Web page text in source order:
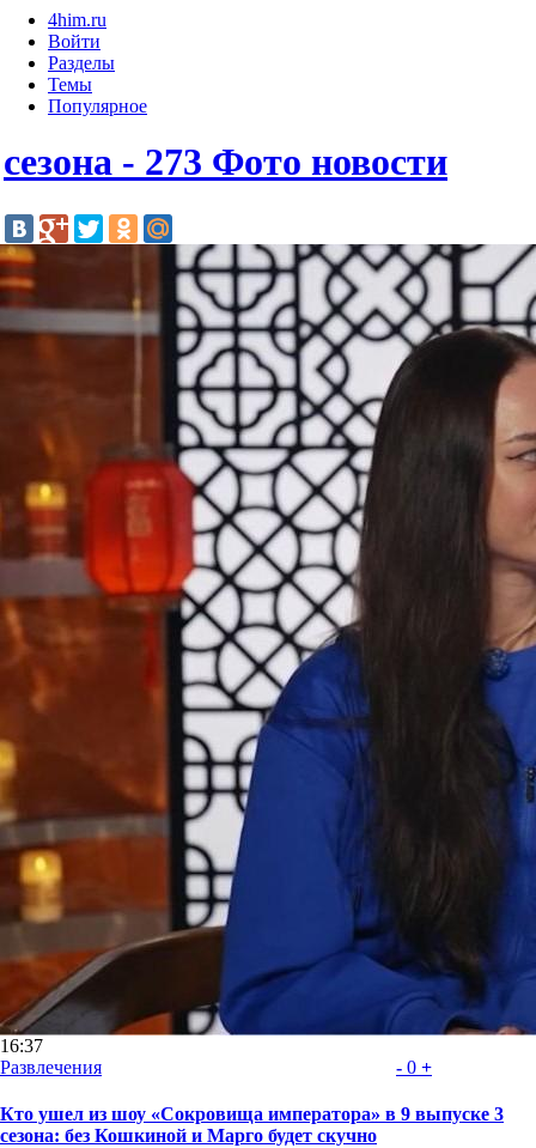
4him.ru
Войти
Разделы
Темы
Популярное
сезона - 273 Фото новости
16:37
Развлечения
- 0 +
Кто ушел из шоу «Сокровища императора» в 9 выпуске 3
сезона: без Кошкиной и Марго будет скучно